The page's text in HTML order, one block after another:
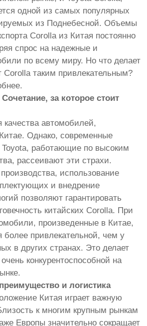
одной из самых популярных
из Поднебесной. Объемы
Corolla из Китая постоянно
спрос на надежные и
по всему миру. Но что делает
Corolla таким привлекательным?
за которое стоит
качества автомобилей,
Однако, современные
Toyota, работающие по высоким
рассеивают эти страхи.
использование
и внедрение
позволяют гарантировать
китайских Corolla. При
произведенные в Китае,
более привлекательной, чем у
в других странах. Это делает
конкурентоспособной на
и логистика
Китая играет важную
к многим крупным рынкам
Европы значительно сокращает